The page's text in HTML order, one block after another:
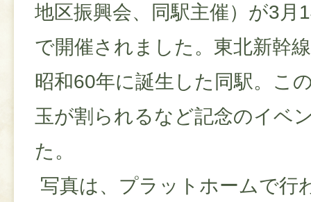
地区振興会、同駅主催）が3月
で開催されました。東北新幹
昭和60年に誕生した同駅。こ
玉が割られるなど記念のイベ
た。
写真は、プラットホームで行